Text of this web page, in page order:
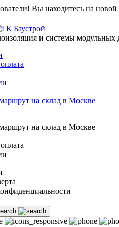
Вы находитесь на
и системы модульных
на склад в Москве
на склад в Москве